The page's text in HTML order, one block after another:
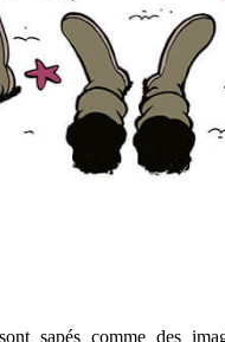
sapés comme des